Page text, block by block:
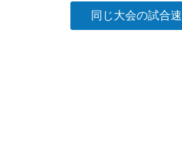
同じ大会の試合